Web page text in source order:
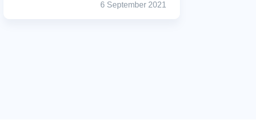
6 September 2021